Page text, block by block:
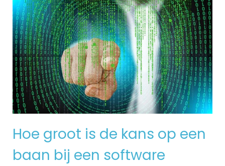
Hoe groot is de kans op een
baan bij een software